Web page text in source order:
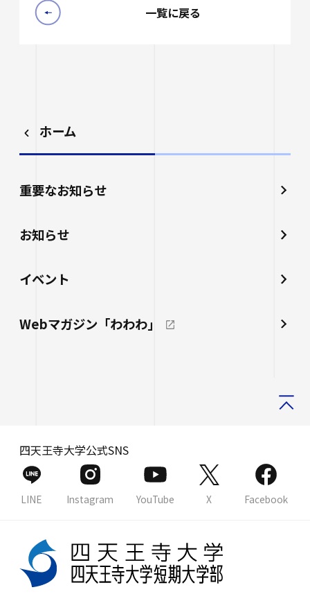
ホーム
重要なお知らせ
お知らせ
イベント
Webマガジン「わわわ」
一覧に戻る
四天王寺大学公式SNS
LINE Instagram YouTube X Facebook